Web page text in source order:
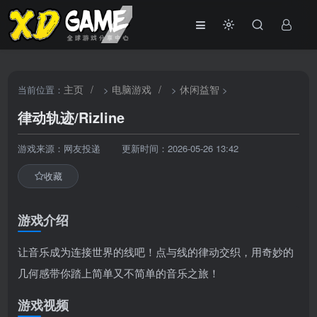
当前位置： 主页 / > 电脑游戏 / >休闲益智 >
律动轨迹/Rizline
游戏来源：网友投递 更新时间：2026-05-26 13:42
收藏
游戏介绍
让音乐成为连接世界的线吧！点与线的律动交织，用奇妙的
几何感带你踏上简单又不简单的音乐之旅！
游戏视频